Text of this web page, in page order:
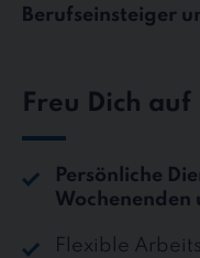
Berufseinsteiger
Freu Dich auf
Persönliche
Wochenenden
Flexible